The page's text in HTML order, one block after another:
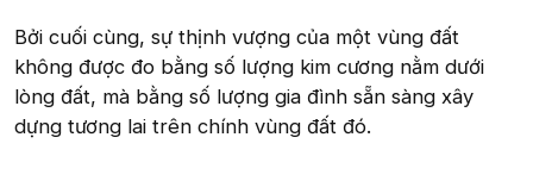
Bởi cuối cùng, sự thịnh vượng của một vùng đất
không được đo bằng số lượng kim cương nằm dưới
lòng đất, mà bằng số lượng gia đình sẵn sàng xây
dựng tương lai trên chính vùng đất đó.